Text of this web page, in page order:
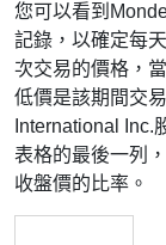
您可以看到
記錄，以確定每
次交易的價格，
低價是該期間交
International Inc.
表格的最後一列
收盤價的比率。